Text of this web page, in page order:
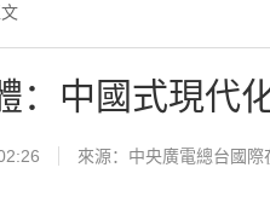
：中國式現代
來源：中央廣電總台國際